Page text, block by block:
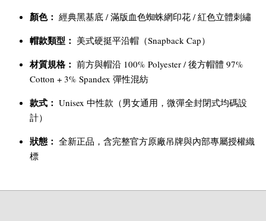
顏色： 經典黑基底 / 滿版血色蜘蛛網印花 / 紅色立體刺繡
帽款類型： 美式硬挺平沿帽（Snapback Cap）
材質規格： 前方與帽沿 100% Polyester / 後方帽體 97%
Cotton + 3% Spandex 彈性混紡
款式： Unisex 中性款（男女通用，微彈全封閉式均碼設
計）
狀態： 全新正品，含完整官方原廠吊牌與內部專屬授權織
標